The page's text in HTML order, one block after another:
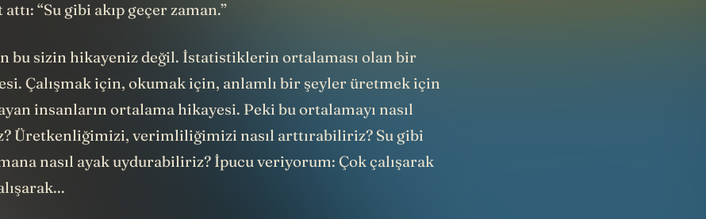
“Su gibi akıp geçer zaman.”
bu sizin hikayeniz değil. İstatistiklerin ortalaması olan bir
Çalışmak için, okumak için, anlamlı bir şeyler üretmek için
insanların ortalama hikayesi. Peki bu ortalamayı nasıl
Üretkenliğimizi, verimliliğimizi nasıl arttırabiliriz? Su gibi
nasıl ayak uydurabiliriz? İpucu veriyorum: Çok çalışarak